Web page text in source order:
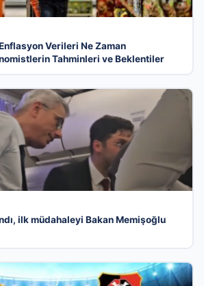
Verileri Ne Zaman
Tahminleri ve Beklentiler
ilk müdahaleyi Bakan Memişoğlu